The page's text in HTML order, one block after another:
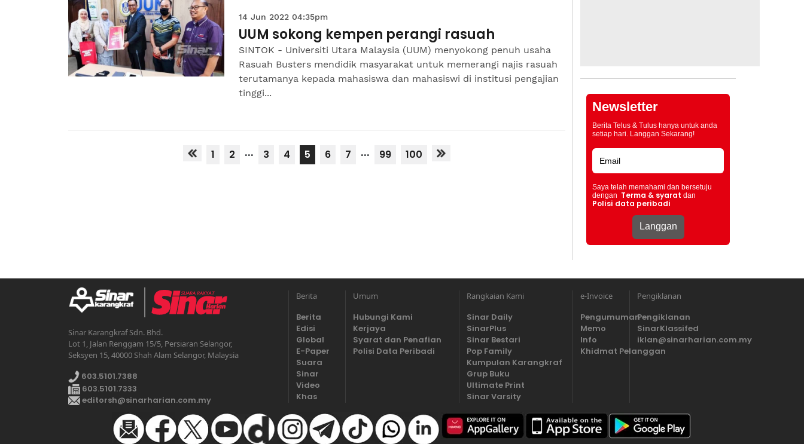
14 Jun 2022 04:35pm
UUM sokong kempen perangi rasuah
SINTOK - Universiti Utara Malaysia (UUM) menyokong penuh usaha
Rasuah Busters mendidik masyarakat untuk memerangi najis rasuah
terutamanya kepada mahasiswa dan mahasiswi di institusi pengajian
tinggi...
1 2 ... 3 4 5 6 7 ... 99 100
Newsletter
Berita Telus & Tulus hanya untuk anda
setiap hari. Langgan Sekarang!
Saya telah memahami dan bersetuju
dengan Terma & syarat dan
Polisi data peribadi
Sinar Karangkraf Sdn. Bhd.
Lot 1, Jalan Renggam 15/5, Persiaran Selangor,
Seksyen 15, 40000 Shah Alam Selangor, Malaysia
603.5101.7388
603.5101.7333
editorsh@sinarharian.com.my
Berita
Berita
Edisi
Global
E-Paper
Suara
Sinar
Video
Khas
Umum
Hubungi Kami
Kerjaya
Syarat dan Penafian
Polisi Data Peribadi
Rangkaian Kami
Sinar Daily
SinarPlus
Sinar Bestari
Pop Family
Kumpulan Karangkraf
Grup Buku
Ultimate Print
Sinar Varsity
e-Invoice
Pengumuman
Memo
Info
Khidmat Pelanggan
Pengiklanan
Pengiklanan
SinarKlassifed
iklan@sinarharian.com.my